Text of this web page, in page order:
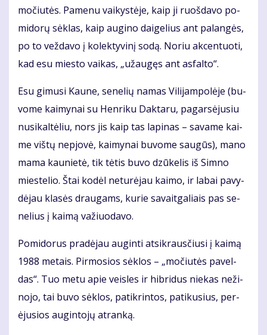
mo­čiu­tės. Pa­me­nu vai­kys­tė­je, kaip ji ruoš­da­vo po­
mi­do­rų sėk­las, kaip au­gi­no dai­ge­lius ant pa­lan­gės,
po to vež­da­vo į ko­lek­ty­vi­nį so­dą. No­riu ak­cen­tuo­ti,
kad esu mies­to vai­kas, „už­au­gęs ant as­fal­to“.
Esu gi­mu­si Kau­ne, se­ne­lių na­mas Vi­li­jam­po­lė­je (bu­
vo­me kai­my­nai su Hen­ri­ku Dak­ta­ru, pa­gar­sė­ju­siu
nu­si­kal­tė­liu, nors jis kaip tas la­pi­nas – sa­va­me kai­
me viš­tų ne­pjo­vė, kai­my­nai bu­vo­me sau­gūs), ma­no
ma­ma kau­nie­tė, tik tė­tis bu­vo dzū­ke­lis iš Sim­no
mies­te­lio. Štai ko­dėl ne­tu­rė­jau kai­mo, ir la­bai pa­vy­
dė­jau kla­sės drau­gams, ku­rie sa­vait­ga­liais pas se­
ne­lius į kai­mą va­žiuo­da­vo.
Po­mi­do­rus pra­dė­jau au­gin­ti at­si­kraus­čiu­si į kai­mą
1988 me­tais. Pir­mo­sios sėk­los – „mo­čiu­tės pa­vel­
das“. Tuo me­tu apie veis­les ir hib­ri­dus nie­kas ne­ži­
no­jo, tai bu­vo sėk­los, pa­tik­rin­tos, pa­ti­ku­sius, per­
ėju­sios au­gin­to­jų at­ran­ką.